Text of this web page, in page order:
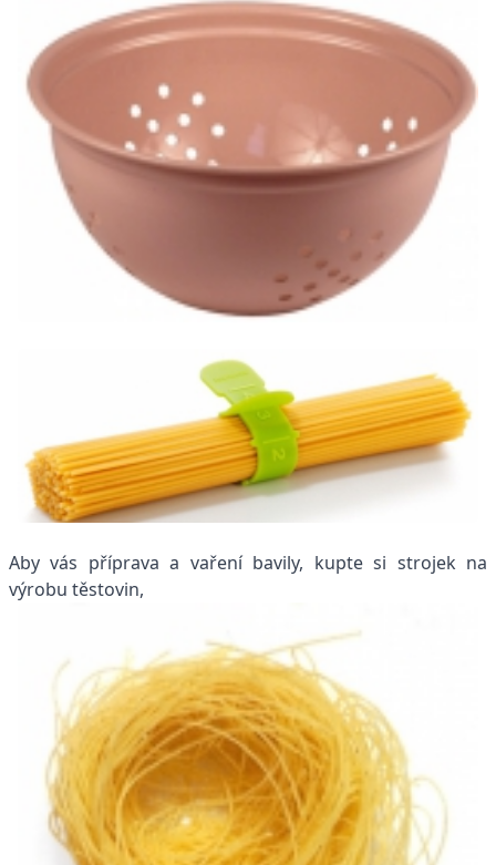
Aby vás příprava a vaření bavily, kupte si strojek na
výrobu těstovin,